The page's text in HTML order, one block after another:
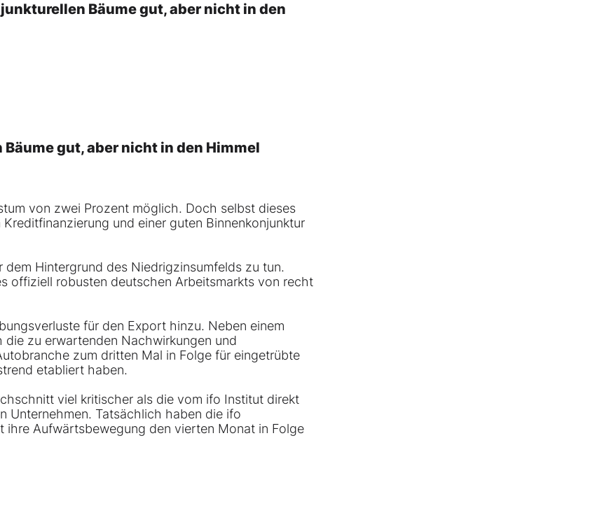
Bäume gut, aber nicht in den
gut, aber nicht in den Himmel
von zwei Prozent möglich. Doch selbst dieses
und einer guten Binnenkonjunktur
Hintergrund des Niedrigzinsumfelds zu tun.
offiziell robusten deutschen Arbeitsmarkts von recht
für den Export hinzu. Neben einem
zu erwartenden Nachwirkungen und
zum dritten Mal in Folge für eingetrübte
etabliert haben.
viel kritischer als die vom ifo Institut direkt
Unternehmen. Tatsächlich haben die ifo
ihre Aufwärtsbewegung den vierten Monat in Folge